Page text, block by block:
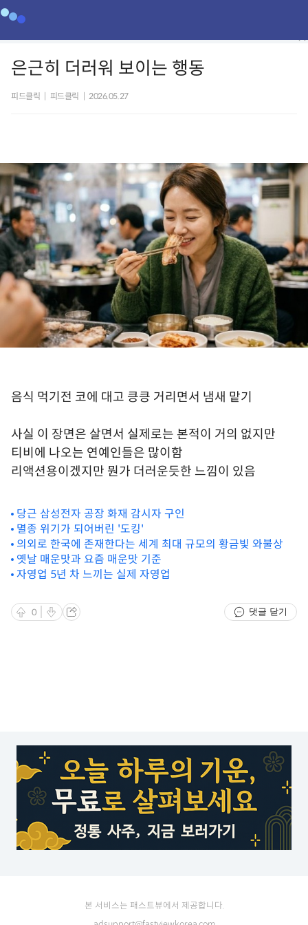
은근히 더러워 보이는 행동
피드클릭 피드클릭 2026.05.27
음식 먹기전 코에 대고 킁킁 거리면서 냄새 맡기
사실 이 장면은 살면서 실제로는 본적이 거의 없지만
티비에 나오는 연예인들은 많이함
리액션용이겠지만 뭔가 더러운듯한 느낌이 있음
당근 삼성전자 공장 화재 감시자 구인
멸종 위기가 되어버린 '도킹'
의외로 한국에 존재한다는 세계 최대 규모의 황금빛 와불상
옛날 매운맛과 요즘 매운맛 기준
자영업 5년 차 느끼는 실제 자영업
0 댓글 닫기
본 서비스는 패스트뷰에서 제공합니다.